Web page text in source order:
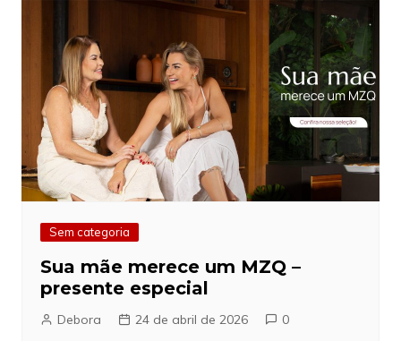
Sem categoria
Sua mãe merece um MZQ –
presente especial
Debora 24 de abril de 2026 0